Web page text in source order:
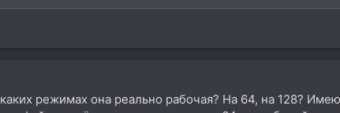
режимах она реально рабочая? На 64, на 128?